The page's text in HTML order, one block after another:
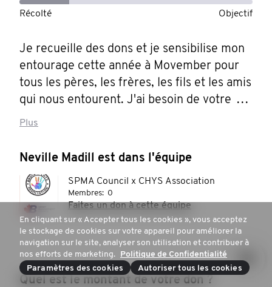
Récolté Objectif
Je recueille des dons et je sensibilise mon
entourage cette année à Movember pour
tous les pères, les frères, les fils et les amis
qui nous entourent. J'ai besoin de votre
aide. S'il vous plaît, faites un don pour
Plus
Neville Madill est dans l'équipe
SPMA Council x CHYS Association
Membres: 0
Faites un don à cette équipe
Quel est le montant de votre don ?
En cliquant sur « Accepter tous les cookies », vous acceptez
le stockage de cookies sur votre appareil pour améliorer la
navigation sur le site, analyser son utilisation et contribuer à
nos efforts de marketing. Politique de Confidentialité
Paramètres des cookies
Autoriser tous les cookies